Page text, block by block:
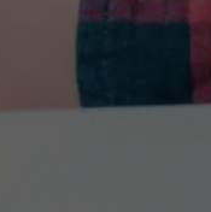
Berichtsheft